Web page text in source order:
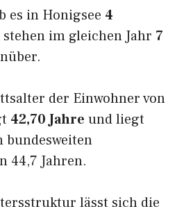
es in Honigsee 4
stehen im gleichen Jahr 7
der Einwohner von
42,70 Jahre und liegt
bundesweiten
44,7 Jahren.
lässt sich die